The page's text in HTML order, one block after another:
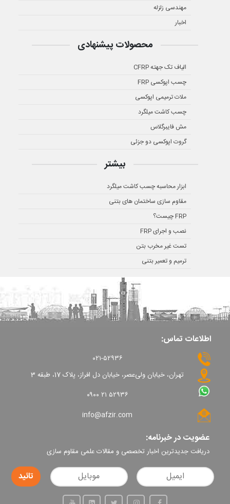
مهندسی زلزله
اخبار
محصولات پیشنهادی
الیاف تک جهته CFRP
چسب اپوکسی FRP
ملات ترمیمی اپوکسی
چسب کاشت میلگرد
مش فایبرگلاس
گروت اپوکسی دو جزئی
بیشتر
ابزار محاسبه چسب کاشت میلگرد
مقاوم سازی ساختمان های بتنی
FRP چیست؟
نصب و اجرای FRP
تست غیر مخرب بتن
ترمیم و تعمیر بتنی
اطلاعات تماس:
۰۲۱-۵۲۹۳۶
تهران، خیابان ولی‌عصر، خیابان دل افراز، پلاک 17، طبقه 3
۰۹۰۰ ۲۱ ۵۲۹۳۶
info@afzir.com
عضویت در خبرنامه:
دریافت جدیدترین اخبار تخصصی و مقالات علمی مقاوم سازی